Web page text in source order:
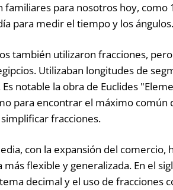
familiares para nosotros hoy, como
para medir el tiempo y los
también utilizaron fracciones,
Utilizaban longitudes de
notable la obra de Euclides
para encontrar el máximo común
fracciones.
con la expansión del
flexible y generalizada. En el
decimal y el uso de fracciones